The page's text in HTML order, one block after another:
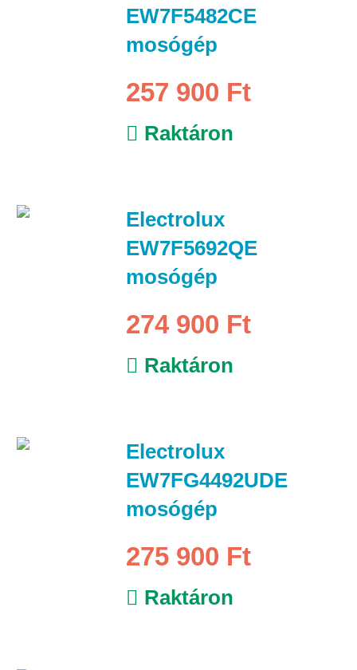
EW7F5482CE
mosógép
257 900 Ft
Raktáron
Electrolux
EW7F5692QE
mosógép
274 900 Ft
Raktáron
Electrolux
EW7FG4492UDE
mosógép
275 900 Ft
Raktáron